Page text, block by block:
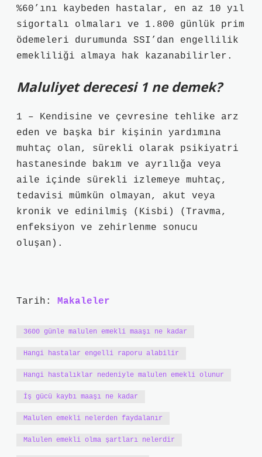
%60’ını kaybeden hastalar, en az 10 yıl
sigortalı olmaları ve 1.800 günlük prim
ödemeleri durumunda SSI’dan engellilik
emekliliği almaya hak kazanabilirler.
Maluliyet derecesi 1 ne demek?
1 – Kendisine ve çevresine tehlike arz
eden ve başka bir kişinin yardımına
muhtaç olan, sürekli olarak psikiyatri
hastanesinde bakım ve ayrılığa veya
aile içinde sürekli izlemeye muhtaç,
tedavisi mümkün olmayan, akut veya
kronik ve edinilmiş (Kisbi) (Travma,
enfeksiyon ve zehirlenme sonucu
oluşan).
Tarih: Makaleler
3600 günle malulen emekli maaşı ne kadar
Hangi hastalar engelli raporu alabilir
Hangi hastalıklar nedeniyle malulen emekli olunur
İş gücü kaybı maaşı ne kadar
Malulen emekli nelerden faydalanır
Malulen emekli olma şartları nelerdir